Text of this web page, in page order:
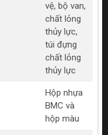
vệ, bộ van,
chất lỏng
thủy lực,
túi đựng
chất lỏng
thủy lực
Hộp nhựa
BMC và
hộp màu